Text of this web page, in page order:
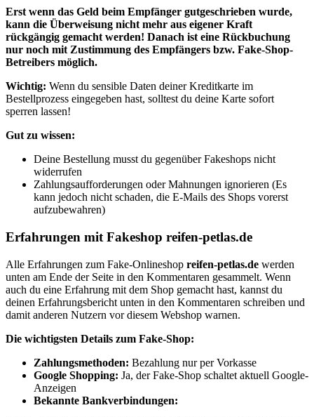
Erst wenn das Geld beim Empfänger gutgeschrieben wurde,
kann die Überweisung nicht mehr aus eigener Kraft
rückgängig gemacht werden! Danach ist eine Rückbuchung
nur noch mit Zustimmung des Empfängers bzw. Fake-Shop-
Betreibers möglich.
Wichtig: Wenn du sensible Daten deiner Kreditkarte im
Bestellprozess eingegeben hast, solltest du deine Karte sofort
sperren lassen!
Gut zu wissen:
Deine Bestellung musst du gegenüber Fakeshops nicht
widerrufen
Zahlungsaufforderungen oder Mahnungen ignorieren (Es
kann jedoch nicht schaden, die E-Mails des Shops vorerst
aufzubewahren)
Erfahrungen mit Fakeshop reifen-petlas.de
Alle Erfahrungen zum Fake-Onlineshop reifen-petlas.de werden
unten am Ende der Seite in den Kommentaren gesammelt. Wenn
auch du eine Erfahrung mit dem Shop gemacht hast, kannst du
deinen Erfahrungsbericht unten in den Kommentaren schreiben und
damit anderen Nutzern vor diesem Webshop warnen.
Die wichtigsten Details zum Fake-Shop:
Zahlungsmethoden: Bezahlung nur per Vorkasse
Google Shopping: Ja, der Fake-Shop schaltet aktuell Google-
Anzeigen
Bekannte Bankverbindungen: